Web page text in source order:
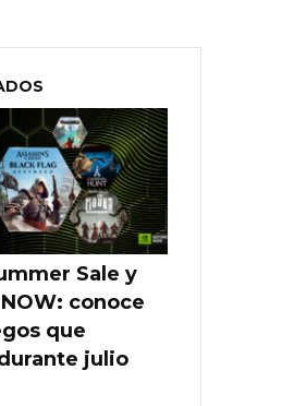
Sale y
conoce
que
durante julio